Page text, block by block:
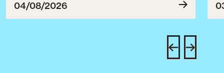
04/08/2026